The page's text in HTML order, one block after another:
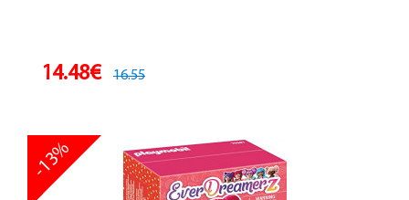
14.48€ 16.55
-13%